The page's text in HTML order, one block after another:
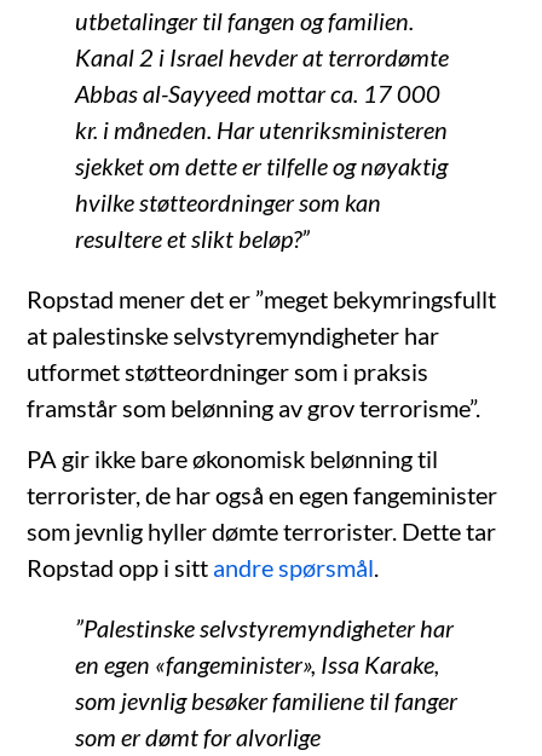
utbetalinger til fangen og familien.
Kanal 2 i Israel hevder at terrordømte
Abbas al-Sayyeed mottar ca. 17 000
kr. i måneden. Har utenriksministeren
sjekket om dette er tilfelle og nøyaktig
hvilke støtteordninger som kan
resultere et slikt beløp?”
Ropstad mener det er ”meget bekymringsfullt
at palestinske selvstyremyndigheter har
utformet støtteordninger som i praksis
framstår som belønning av grov terrorisme”.
PA gir ikke bare økonomisk belønning til
terrorister, de har også en egen fangeminister
som jevnlig hyller dømte terrorister. Dette tar
Ropstad opp i sitt andre spørsmål
”Palestinske selvstyremyndigheter har
en egen «fangeminister», Issa Karake,
som jevnlig besøker familiene til fanger
som er dømt for alvorlige